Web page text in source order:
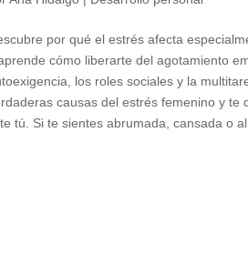
por qué el estrés afecta
cómo liberarte del agotamiento
los roles sociales y la
causas del estrés femenino y te
tú. Si te sientes abrumada, cansada o